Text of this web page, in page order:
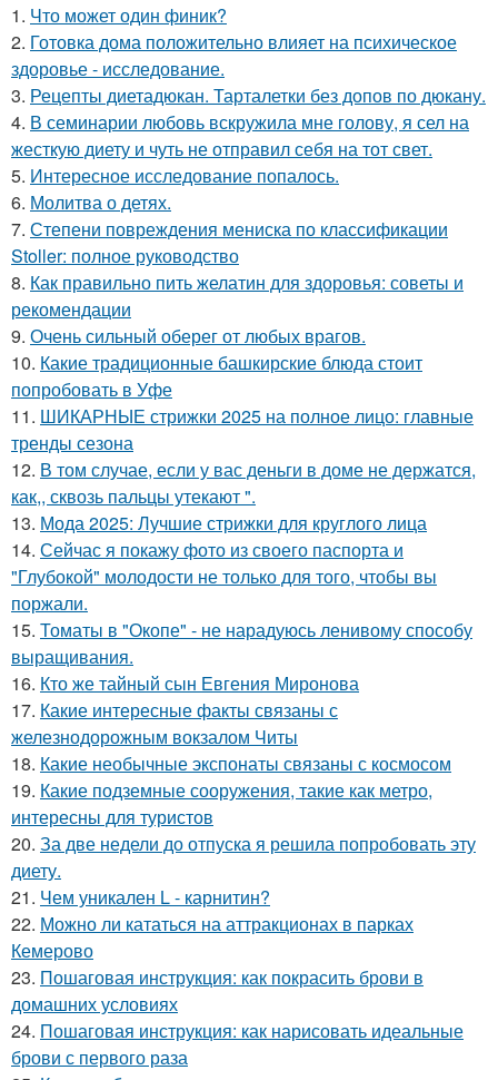
1. Что может один финик?
2. Готовка дома положительно влияет на психическое
здоровье - исследование.
3. Рецепты диетадюкан. Тарталетки без допов по дюкану.
4. В семинарии любовь вскружила мне голову, я сел на
жесткую диету и чуть не отправил себя на тот свет.
5. Интересное исследование попалось.
6. Молитва о детях.
7. Степени повреждения мениска по классификации
Stoller: полное руководство
8. Как правильно пить желатин для здоровья: советы и
рекомендации
9. Очень сильный оберег от любых врагов.
10. Какие традиционные башкирские блюда стоит
попробовать в Уфе
11. ШИКАРНЫЕ стрижки 2025 на полное лицо: главные
тренды сезона
12. В том случае, если у вас деньги в доме не держатся,
как,, сквозь пальцы утекают ".
13. Мода 2025: Лучшие стрижки для круглого лица
14. Сейчас я покажу фото из своего паспорта и
"Глубокой" молодости не только для того, чтобы вы
поржали.
15. Томаты в "Окопе" - не нарадуюсь ленивому способу
выращивания.
16. Кто же тайный сын Евгения Миронова
17. Какие интересные факты связаны с
железнодорожным вокзалом Читы
18. Какие необычные экспонаты связаны с космосом
19. Какие подземные сооружения, такие как метро,
интересны для туристов
20. За две недели до отпуска я решила попробовать эту
диету.
21. Чем уникален L - карнитин?
22. Можно ли кататься на аттракционах в парках
Кемерово
23. Пошаговая инструкция: как покрасить брови в
домашних условиях
24. Пошаговая инструкция: как нарисовать идеальные
брови с первого раза